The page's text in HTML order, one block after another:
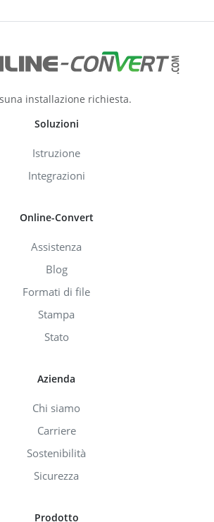
installazione richiesta.
Soluzioni
Istruzione
Integrazioni
Online-Convert
Assistenza
Blog
Formati di file
Stampa
Stato
Azienda
Chi siamo
Carriere
Sostenibilità
Sicurezza
Prodotto